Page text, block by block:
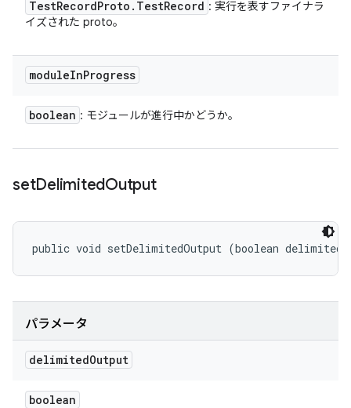
TestRecordProto . TestRecord : 実行を表すファイナラ
イズされた proto。
moduleInProgress
boolean : モジュールが進行中かどうか。
setDelimitedOutput
public void setDelimitedOutput (boolean
パラメータ
delimitedOutput
boolean